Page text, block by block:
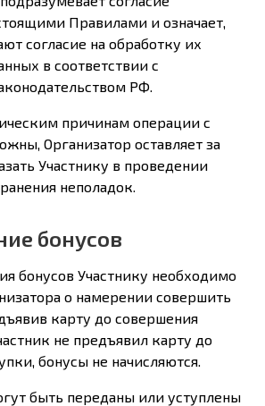
Правилами и означает,
согласие на обработку их
в соответствии с
РФ.
причинам операции с
Организатор оставляет за
Участнику в проведении
неполадок.
бонусов
бонусов Участнику необходимо
о намерении совершить
карту до совершения
не предъявил карту до
бонусы не начисляются.
быть переданы или уступлены